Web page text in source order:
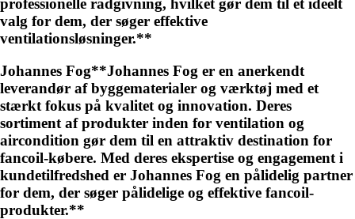
professionelle rådgivning, hvilket gør dem til et ideelt
valg for dem, der søger effektive
ventilationsløsninger.**
Johannes Fog**Johannes Fog er en anerkendt
leverandør af byggematerialer og værktøj med et
stærkt fokus på kvalitet og innovation. Deres
sortiment af produkter inden for ventilation og
aircondition gør dem til en attraktiv destination for
fancoil-købere. Med deres ekspertise og engagement i
kundetilfredshed er Johannes Fog en pålidelig partner
for dem, der søger pålidelige og effektive fancoil-
produkter.**